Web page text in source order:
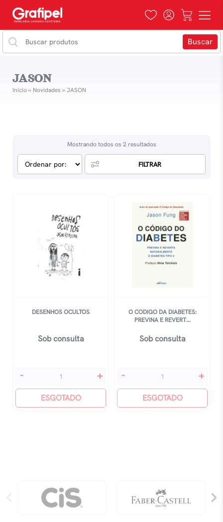
JASON
Início» Novidades » JASON
Mostrando todos os 2 resultados
FILTRAR
DESENHOS OCULTOS
Sob consulta
Desenhos
quantidade
- +
ESGOTADO
O CODIGO DA DIABETES:
PREVINA E REVERT...
Sob consulta
O
Diabetes:
- +
ESGOTADO